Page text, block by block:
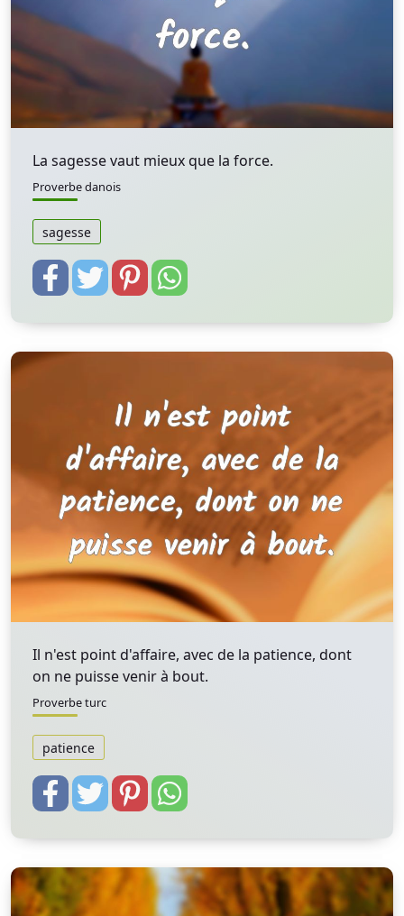
La sagesse vaut mieux que la force.
Proverbe danois
sagesse
Il n'est point d'affaire, avec de la patience, dont
on ne puisse venir à bout.
Proverbe turc
patience